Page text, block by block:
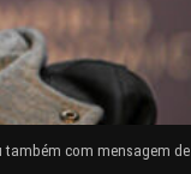
também com mensagem de